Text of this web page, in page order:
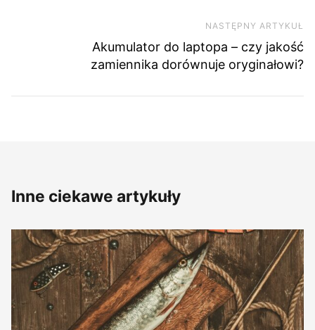
NASTĘPNY ARTYKUŁ
Akumulator do laptopa – czy jakość
zamiennika dorównuje oryginałowi?
Inne ciekawe artykuły